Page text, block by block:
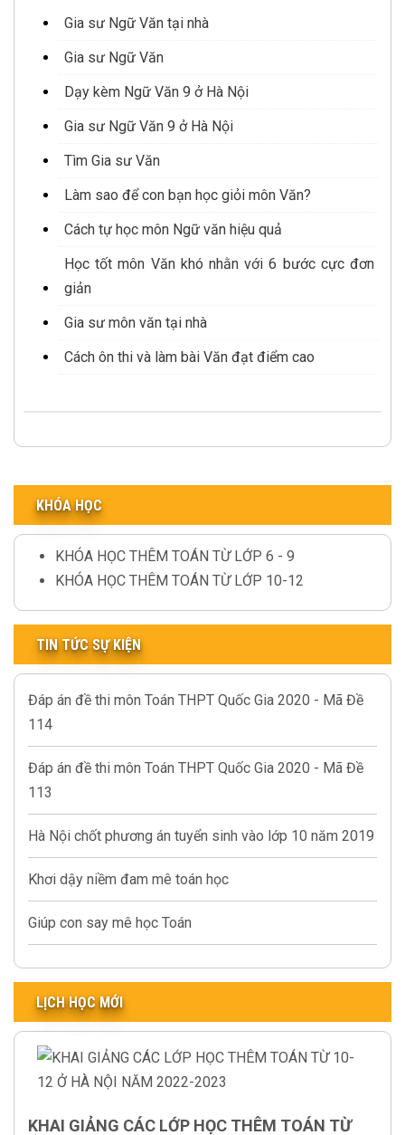
Gia sư Ngữ Văn tại nhà
Gia sư Ngữ Văn
Dạy kèm Ngữ Văn 9 ở Hà Nội
Gia sư Ngữ Văn 9 ở Hà Nội
Tìm Gia sư Văn
Làm sao để con bạn học giỏi môn Văn?
Cách tự học môn Ngữ văn hiệu quả
Học tốt môn Văn khó nhằn với 6 bước cực đơn
giản
Gia sư môn văn tại nhà
Cách ôn thi và làm bài Văn đạt điểm cao
KHÓA HỌC
KHÓA HỌC THÊM TOÁN TỪ LỚP 6 - 9
KHÓA HỌC THÊM TOÁN TỪ LỚP 10-12
TIN TỨC SỰ KIỆN
Đáp án đề thi môn Toán THPT Quốc Gia 2020 - Mã Đề
114
Đáp án đề thi môn Toán THPT Quốc Gia 2020 - Mã Đề
113
Hà Nội chốt phương án tuyển sinh vào lớp 10 năm 2019
Khơi dậy niềm đam mê toán học
Giúp con say mê học Toán
LỊCH HỌC MỚI
KHAI GIẢNG CÁC LỚP HỌC THÊM TOÁN TỪ